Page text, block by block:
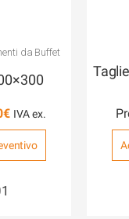
da Buffet
€